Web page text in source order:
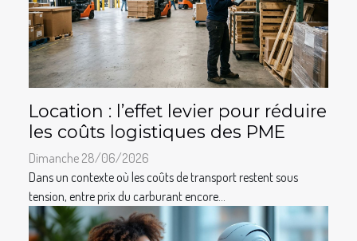
Location : l’effet levier pour réduire
les coûts logistiques des PME
Dimanche 28/06/2026
Dans un contexte où les coûts de transport restent sous
tension, entre prix du carburant encore...